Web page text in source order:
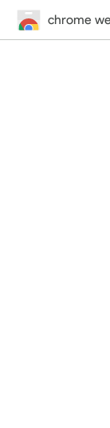
chrome